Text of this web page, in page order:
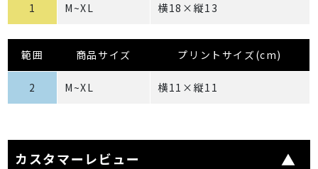
1 M~XL 横18×縦13
範囲 商品サイズ プリントサイズ(cm)
2 M~XL 横11×縦11
カスタマーレビュー